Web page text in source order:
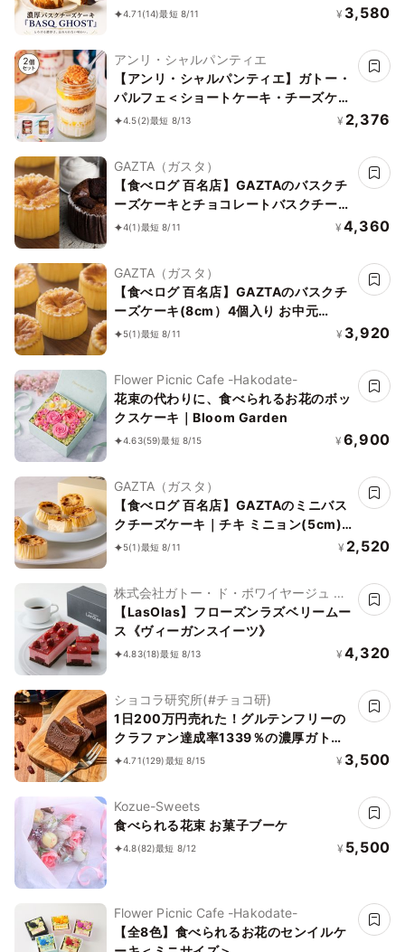
ろける幻のくちどけ
4.71(14)最短 8/11 ¥ 3,580
アンリ・シャルパンティエ
【アンリ・シャルパンティエ】ガトー・
パルフェ＜ショートケーキ・チーズケー
キ＞バースデーセット
4.5(2)最短 8/13 ¥ 2,376
GAZTA（ガスタ）
【食べログ 百名店】GAZTAのバスクチ
ーズケーキとチョコレートバスクチーズ
ケーキ 2種4個セット お中元2026
4(1)最短 8/11 ¥ 4,360
GAZTA（ガスタ）
【食べログ 百名店】GAZTAのバスクチ
ーズケーキ(8cm）4個入り お中元
2026
5(1)最短 8/11 ¥ 3,920
Flower Picnic Cafe -Hakodate-
花束の代わりに、食べられるお花のボッ
クスケーキ｜Bloom Garden
4.63(59)最短 8/15 ¥ 6,900
GAZTA（ガスタ）
【食べログ 百名店】GAZTAのミニバス
クチーズケーキ｜チキ ミニョン(5cm)
6個入り
5(1)最短 8/11 ¥ 2,520
株式会社ガトー・ド・ボワイヤージュ ブ
ランドLasolas
【LasOlas】フローズンラズベリームー
ス《ヴィーガンスイーツ》
4.83(18)最短 8/13 ¥ 4,320
ショコラ研究所(#チョコ研)
1日200万円売れた！グルテンフリーの
クラファン達成率1339％の濃厚ガトー
ショコラ誕生日プレゼント
4.71(129)最短 8/15 ¥ 3,500
Kozue-Sweets
食べられる花束 お菓子ブーケ
4.8(82)最短 8/12 ¥ 5,500
Flower Picnic Cafe -Hakodate-
【全8色】食べられるお花のセンイルケ